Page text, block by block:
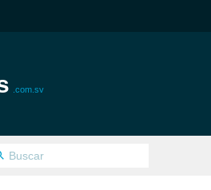
.com.sv